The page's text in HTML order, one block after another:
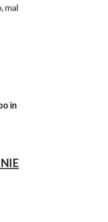
mal
in